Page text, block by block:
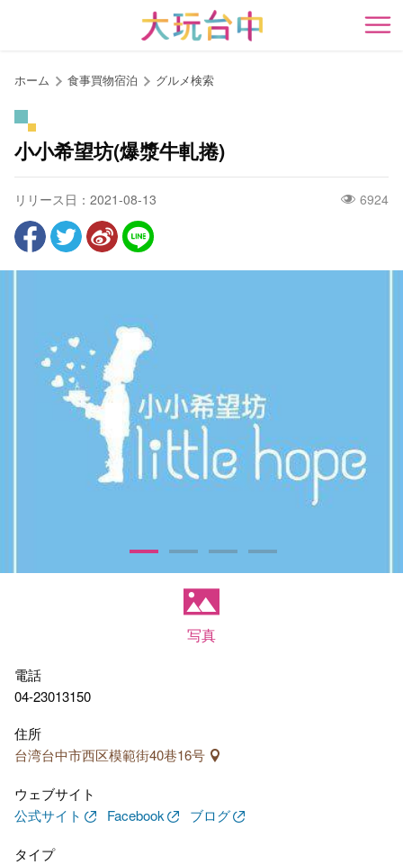
る
開
ホーム 食事買物宿泊 グルメ検索
小小希望坊(爆漿牛軋捲)
リリース日：2021-08-13 6924
写真
電話
04-23013150
住所
台湾台中市西区模範街40巷16号
ウェブサイト
公式サイト
Facebook ブログ
タイプ